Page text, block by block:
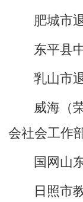
肥城市
东平县
乳山市
威海（
会社会工作
国网山
日照市